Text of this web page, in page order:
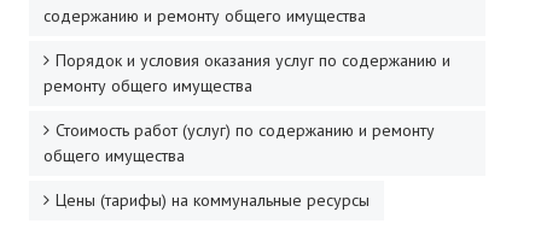
содержанию и ремонту общего имущества
Порядок и условия оказания услуг по содержанию и
ремонту общего имущества
Стоимость работ (услуг) по содержанию и ремонту
общего имущества
Цены (тарифы) на коммунальные ресурсы